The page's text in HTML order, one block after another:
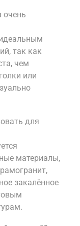
очень
так как
чем
или
для
материалы,
закалённое